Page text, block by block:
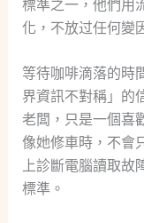
標準之一，他們用
化，不放过任何變
等待咖啡滴落的時
界資訊不對稱」的
老闆，只是一個喜
像她修車時，不會
上診斷電腦讀取
標準。